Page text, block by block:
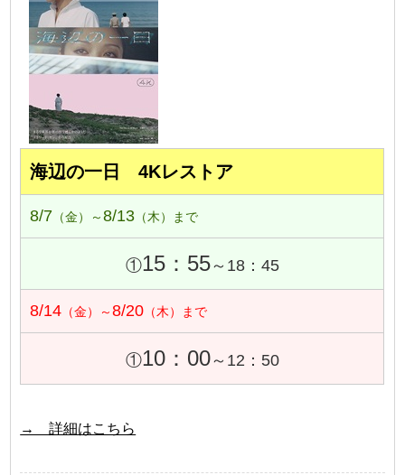
海辺の一日 4Kレストア
8/7 （金）～8/13 （木）まで
①15：55～18：45
8/14 （金）～8/20 （木）まで
①10：00～12：50
→ 詳細はこちら